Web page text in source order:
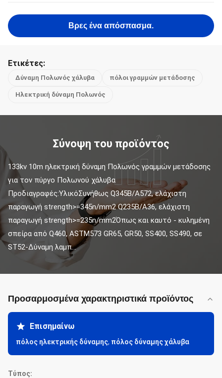
Βρες ένα απόσπασμα.
Ετικέτες:
Δύναμη Πολωνός χάλυβα πόλοι γραμμών μετάδοσης
Ηλεκτρική δύναμη Πολωνός
Σύνοψη του προϊόντος
133kv 10m ηλεκτρική δύναμη Πολωνός γραμμών μετάδοσης
για τον πύργο Πολωνού χάλυβα
Προδιαγραφές:ΥλικόΣυνήθως Q345B/A572, ελάχιστη
παραγωγή strength>=345n/mm2 Q235B/A36, ελάχιστη
παραγωγή strength>=235n/mm2Όπως και καυτό - κυλημένη
σπείρα από Q460, ASTM573 GR65, GR50, SS400, SS490, σε
ST52-Δύναμη λαμπ...
Προσαρμοσμένα χαρακτηριστικά προϊόντος
Επισημαίνω
πόλος ηλεκτρικής δύναμης, πόλος δύναμης χάλυβα
Τύπος: